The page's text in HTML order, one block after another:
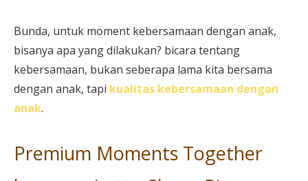
Bunda, untuk moment kebersamaan dengan anak,
bisanya apa yang dilakukan? bicara tentang
kebersamaan, bukan seberapa lama kita bersama
dengan anak, tapi kualitas kebersamaan dengan
anak.
Premium Moments Together